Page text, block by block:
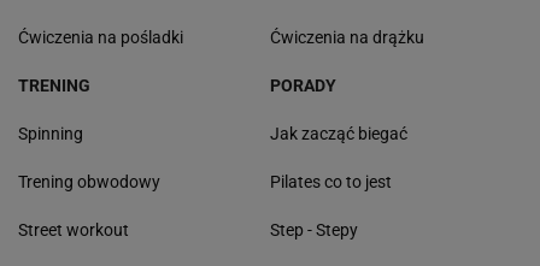
Ćwiczenia na pośladki Ćwiczenia na drążku
TRENING
Spinning
Trening obwodowy
Street workout
PORADY
Jak zacząć biegać
Pilates co to jest
Step - Stepy